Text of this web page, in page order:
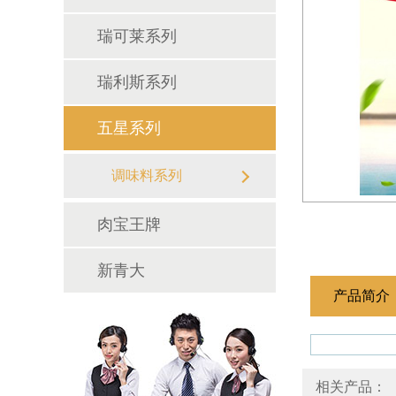
瑞可莱系列
瑞利斯系列
五星系列
调味料系列
食用香精系列
肉宝王牌
新青大
产品简介
相关产品：